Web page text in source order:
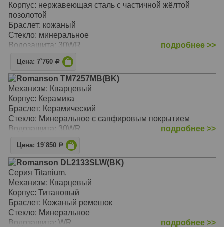
Корпус: нержавеющая сталь с частичной жёлтой
позолотой
Браслет: кожаный
Стекло: минеральное
Водозащита: 30WR
подробнее >>
Цена: 7`760 Р
Romanson TM7257MB(BK)
Механизм: Кварцевый
Корпус: Керамика
Браслет: Керамический
Стекло: Минеральное с сапфировым покрытием
Водозащита: 30WR
подробнее >>
Цена: 19`850 Р
Romanson DL2133SLW(BK)
Серия Titanium.
Механизм: Кварцевый
Корпус: Титановый
Браслет: Кожаный ремешок
Стекло: Минеральное
Водозащита: WR
подробнее >>